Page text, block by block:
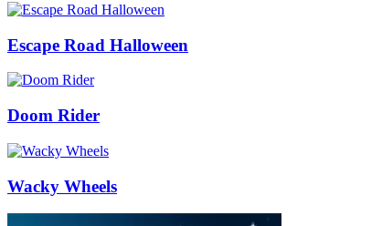
Escape Road Halloween
Doom Rider
Wacky Wheels